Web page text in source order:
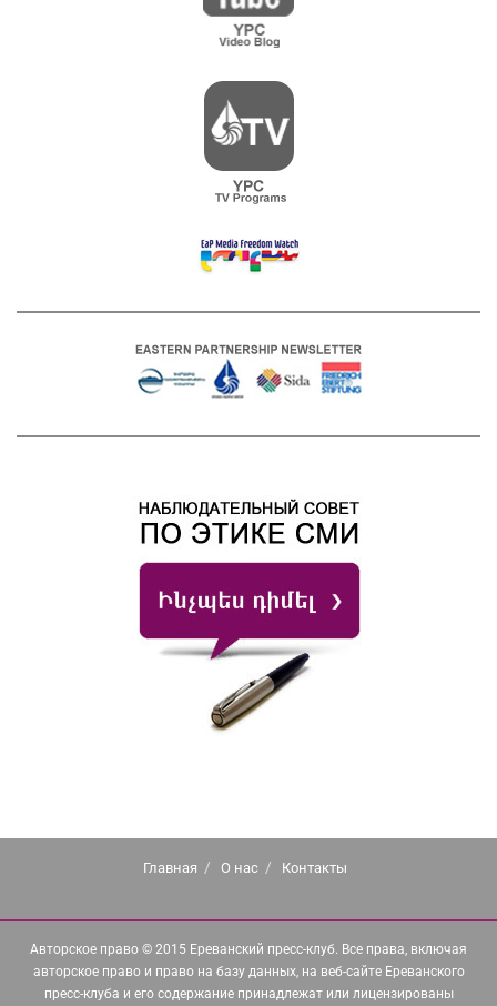
Главная О нас Контакты
Авторское право © 2015 Ереванский пресс-клуб. Все права, включая
авторское право и право на базу данных, на веб-сайте Ереванского
пресс-клуба и его содержание принадлежат или лицензированы